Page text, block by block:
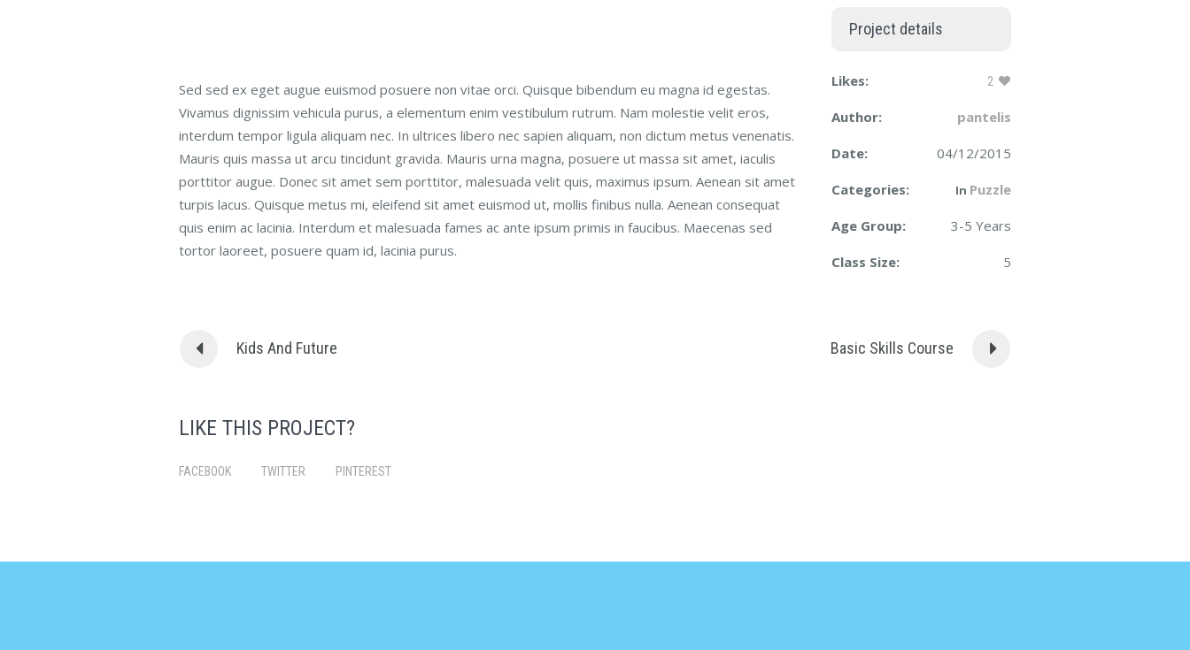
Sed sed ex eget augue euismod posuere non vitae orci. Quisque bibendum eu magna id egestas.
Vivamus dignissim vehicula purus, a elementum enim vestibulum rutrum. Nam molestie velit eros,
interdum tempor ligula aliquam nec. In ultrices libero nec sapien aliquam, non dictum metus venenatis.
Mauris quis massa ut arcu tincidunt gravida. Mauris urna magna, posuere ut massa sit amet, iaculis
porttitor augue. Donec sit amet sem porttitor, malesuada velit quis, maximus ipsum. Aenean sit amet
turpis lacus. Quisque metus mi, eleifend sit amet euismod ut, mollis finibus nulla. Aenean consequat
quis enim ac lacinia. Interdum et malesuada fames ac ante ipsum primis in faucibus. Maecenas sed
tortor laoreet, posuere quam id, lacinia purus.
Project details
Likes: 2
Author: pantelis
Date: 04/12/2015
Categories: In Puzzle
Age Group: 3-5 Years
Class Size: 5
Kids And Future Basic Skills Course
LIKE THIS PROJECT?
FACEBOOK TWITTER PINTEREST